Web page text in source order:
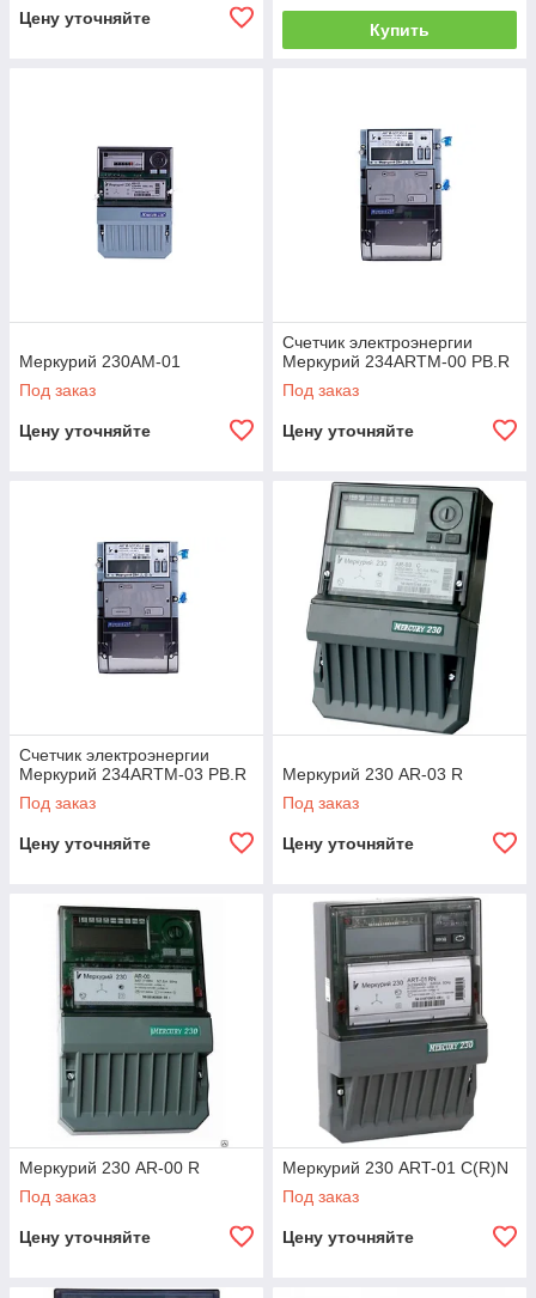
Цену уточняйте
Купить
Меркурий 230АМ-01
Под заказ
Цену уточняйте
Счетчик электроэнергии
Меркурий 234ARTM-00 PB.R
Под заказ
Цену уточняйте
Счетчик электроэнергии
Меркурий 234ARTM-03 PB.R
Под заказ
Цену уточняйте
Меркурий 230 AR-03 R
Под заказ
Цену уточняйте
Меркурий 230 AR-00 R
Под заказ
Цену уточняйте
Меркурий 230 ART-01 C(R)N
Под заказ
Цену уточняйте